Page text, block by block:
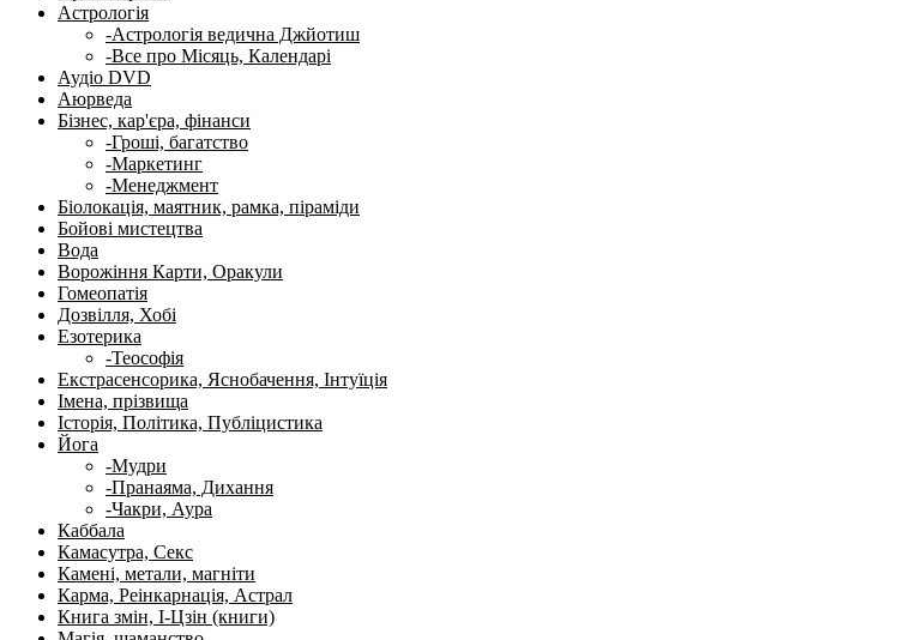
Астрологія
-Астрологія ведична Джйотиш
-Все про Місяць, Календарі
Аудіо DVD
Аюрведа
Бізнес, кар'єра, фінанси
-Гроші, багатство
-Маркетинг
-Менеджмент
Біолокація, маятник, рамка, піраміди
Бойові мистецтва
Вода
Ворожіння Карти, Оракули
Гомеопатія
Дозвілля, Хобі
Езотерика
-Теософія
Екстрасенсорика, Яснобачення, Інтуїція
Імена, прізвища
Історія, Політика, Публіцистика
Йога
-Мудри
-Пранаяма, Дихання
-Чакри, Аура
Каббала
Камасутра, Секс
Камені, метали, магніти
Карма, Реінкарнація, Астрал
Книга змін, І-Цзін (книги)